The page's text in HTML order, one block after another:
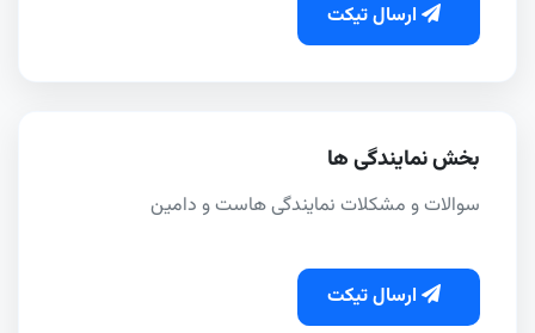
ارسال تیکت
بخش نمایندگی ها
سوالات و مشکلات نمایندگی هاست و دامین
ارسال تیکت